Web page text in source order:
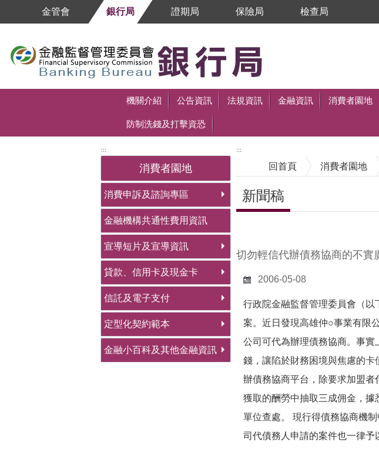
跳到主要內容區塊
金管會 銀行局 證期局 保險局 檢查局
機關介紹 公告資訊 法規資訊 金融資訊 消費者園地
防制洗錢及打擊資恐
:::
消費者園地
消費申訴及諮詢專區
金融機構共通性費用資訊
宣導短片及宣導資訊
貸款、信用卡及現金卡
信託及電子支付
定型化契約範本
金融小百科及其他金融資訊
:::
回首頁 消費者園地
新聞稿
切勿輕信代辦債務協商的不實
2006-05-08
行政院金融監督管理委員會（
案。近日發現高雄仲○事業有限
公司可代為辦理債務協商。事
錢，讓陷於財務困境與焦慮的
辦債務協商平台，除要求加盟
獲取的酬勞中抽取三成佣金，
單位查處。 現行得債務協商機
司代債務人申請的案件也一律